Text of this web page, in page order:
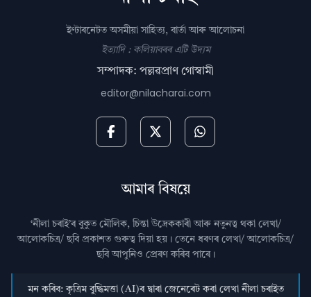
ইণ্টাৰনেটত অসমীয়া সাহিত্য, বাৰ্তা আৰু আলোচনা
ইত্যাদি : কলিয়াবৰৰ এটি উদ্যম
সম্পাদক: পল্লৱপ্ৰাণ গোস্বামী
editor@nilacharai.com
আমাৰ বিষয়ে
‘নীলা চৰাই’ৰ বুকুত মৌলিক, চিন্তা উদ্রেককাৰী আৰু নতুনত্ব থকা লেখা/
আলোকচিত্ৰ/ ছবি প্রকাশত গুৰুত্ব দিয়া হয়। তেনে ধৰণৰ লেখা/ আলোকচিত্ৰ/
ছবি আপুনিও প্রেৰণ কৰিব পাৰে।
মন কৰিব: কৃত্ৰিম বুদ্ধিমত্তা (AI)ৰ দ্বাৰা জেনেৰেট কৰা লেখা নীলা চৰাইত